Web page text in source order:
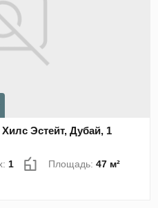
Эстейт, Дубай, 1
1 Площадь:47 м²